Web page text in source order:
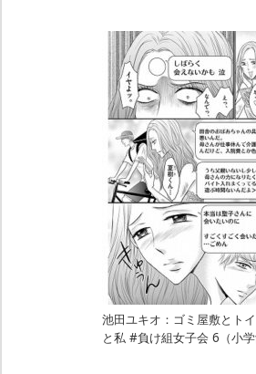
池田ユキオ：ゴミ屋敷とト
と私 #負け組女子会 6（小学